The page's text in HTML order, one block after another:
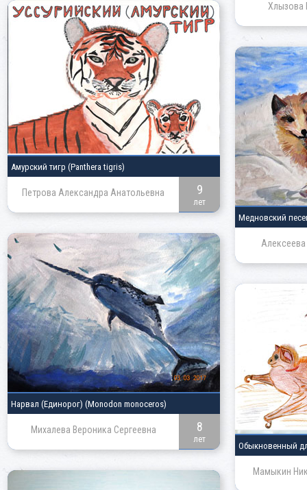
Хлызова
Амурский тигр (Panthera tigris)
Петрова Александра Анатольевна 9
лет
Медновский
Нарвал (Единорог) (Monodon monoceros)
Михалева Вероника Сергеевна 8
лет
Обыкновенный
Мамыкин